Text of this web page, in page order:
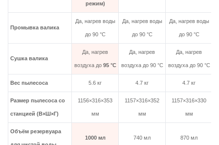
режим)
Промывка валика
Да, нагрев воды
до 90 °C
Да, нагрев воды
до 90 °C
Да, нагрев воды
до 90 °C
Сушка валика
Да, нагрев
воздуха до 95 °C
Да, нагрев
воздуха до 90 °C
Да, нагрев
воздуха до 90 °C
Вес пылесоса 5.6 кг 4.7 кг 4.7 кг
Размер пылесоса со
станцией (В×Ш×Г)
1156×316×353
мм
1157×316×352
мм
1157×316×330
мм
Объём резервуара
1000 мл 740 мл 870 мл